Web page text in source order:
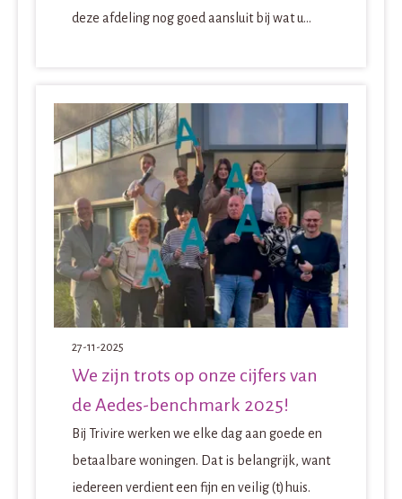
deze afdeling nog goed aansluit bij wat u...
We zijn trots op onze cijfers van
de Aedes-benchmark 2025!
27-11-2025
Bij Trivire werken we elke dag aan goede en
betaalbare woningen. Dat is belangrijk, want
iedereen verdient een fijn en veilig (t)huis.